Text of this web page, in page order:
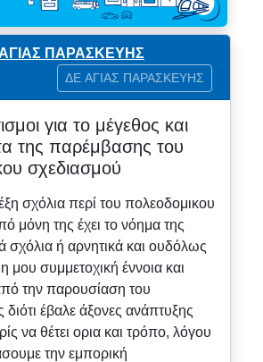
ΠΑΡΑΣΚΕΥΗΣ
ΔΕ ΑΓΙΑΣ ΠΑΡΑΣΚΕΥΗΣ
για το μέγεθος και
της παρέμβασης του
σχεδιασμού
σχόλια περί του πολεοδομικου
μόνη της έχει το νόημα της
σχόλια ή αρνητικά και ουδόλως
μου συμμετοχική έννοια και
την παρουσίαση του
έβαλε άξονες ανάπτυξης
να θέτει ορια και τρόπο, λόγου
την εμπορική